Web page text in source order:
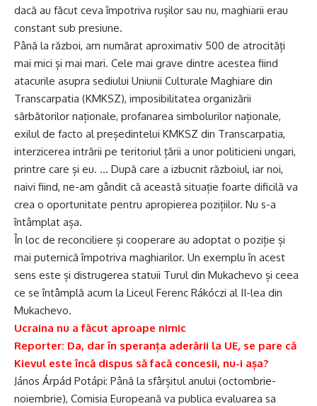
dacă au făcut ceva împotriva rușilor sau nu, maghiarii erau
constant sub presiune.
Până la război, am numărat aproximativ 500 de atrocități
mai mici și mai mari. Cele mai grave dintre acestea fiind
atacurile asupra sediului Uniunii Culturale Maghiare din
Transcarpatia (KMKSZ), imposibilitatea organizării
sărbătorilor naționale, profanarea simbolurilor naționale,
exilul de facto al președintelui KMKSZ din Transcarpatia,
interzicerea intrării pe teritoriul țării a unor politicieni ungari,
printre care și eu. … După care a izbucnit războiul, iar noi,
naivi fiind, ne-am gândit că această situație foarte dificilă va
crea o oportunitate pentru apropierea pozițiilor. Nu s-a
întâmplat așa.
În loc de reconciliere și cooperare au adoptat o poziție și
mai puternică împotriva maghiarilor. Un exemplu în acest
sens este și distrugerea statuii Turul din Mukachevo și ceea
ce se întâmplă acum la Liceul Ferenc Rákóczi al II-lea din
Mukachevo.
Ucraina nu a făcut aproape nimic
Reporter: Da, dar în speranța aderării la UE, se pare că
Kievul este încă dispus să facă concesii, nu-i așa?
János Árpád Potápi: Până la sfârșitul anului (octombrie-
noiembrie), Comisia Europeană va publica evaluarea sa